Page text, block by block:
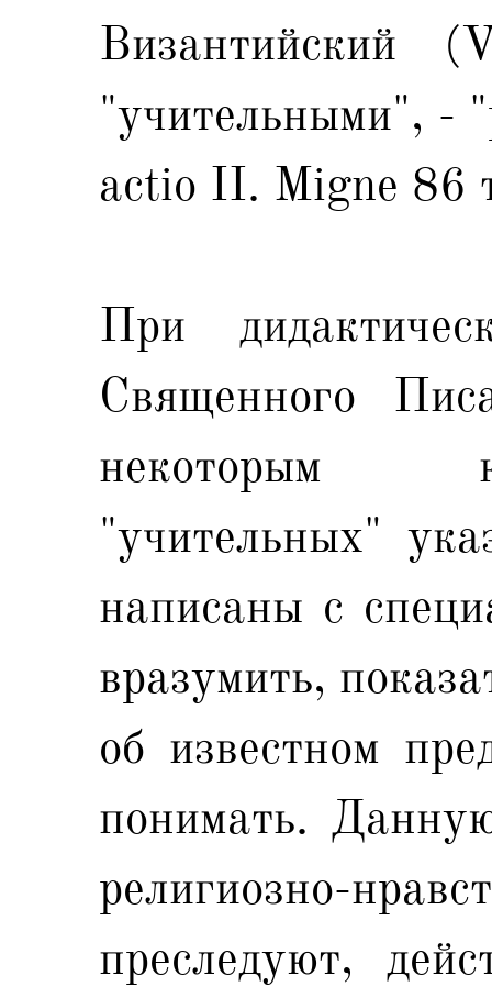
"учительными", -
actio II. Migne 86
При
Священного
некоторым
"учительных"
написаны с
вразумить,
об известном
понимать.
религиозно-
преследуют,